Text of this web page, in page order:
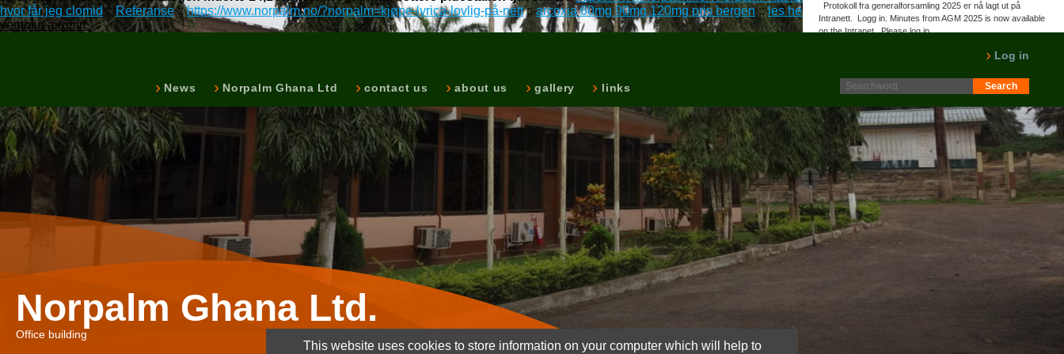
hvor får jeg clomid:: Referanse::https://www.norpalm.no/?norpalm=kjøpe-lyrica-lovlig-på-nett::arcoxia 60mg 90mg 120mg pris bergen::les hele rapporten::www.norpalm.no::Beste pris for
ventolin airomir
News Norpalm Ghana Ltd contact us about us gallery links
Log in
Protokoll fra generalforsamling 2025 er nå lagt ut på
Intranett. Logg in. Minutes from AGM 2025 is now available
on the Intranet. Please log in.
Norpalm Ghana Ltd.
Office building
This website uses cookies to store information on your computer which will help to